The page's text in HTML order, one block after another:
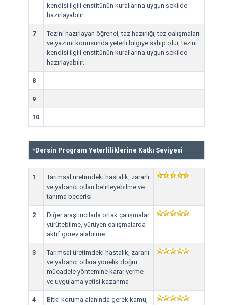
kendisi ilgili enstitünün kurallarına uygun şekilde
hazırlayabilir.
7
Tezini hazırlayan öğrenci, taz hazırlığı, tez çalışmaları
ve yazımı konusunda yeterli bilgiye sahip olur, tezini
kendisi ilgili enstitünün kurallarına uygun şekilde
hazırlayabilir.
8
9
10
*Dersin Program Yeterliliklerine Katkı Seviyesi
1
Tarımsal üretimdeki hastalık, zararlı
ve yabancı otları belirleyebilme ve
tanıma becerisi
2
Diğer araştırıcılarla ortak çalışmalar
yürütebilme, yürüyen çalışmalarda
aktif görev alabilme
3
Tarımsal üretimdeki hastalık, zararlı
ve yabancı otlara yönelik doğru
mücadele yöntemine karar verme
ve uygulama yetisi kazanma
4
Bitki koruma alanında gerek kamu,